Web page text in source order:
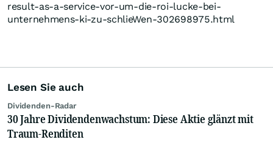
result-as-a-service-vor-um-die-roi-lucke-bei-
unternehmens-ki-zu-schlieWen-302698975.html
Lesen Sie auch
Dividenden-Radar
30 Jahre Dividendenwachstum: Diese Aktie glänzt mit
Traum-Renditen